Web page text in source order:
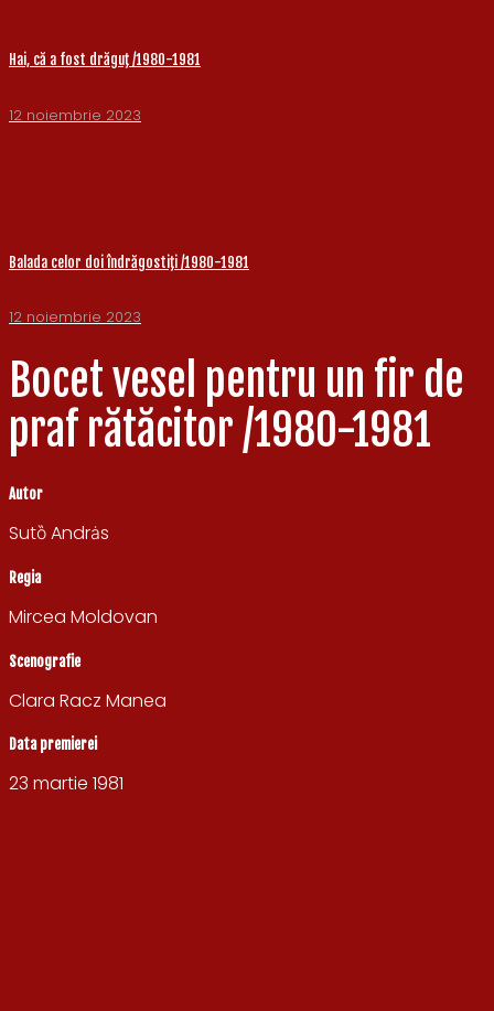
Hai, că a fost drăguţ /1980-1981
12 noiembrie 2023
Balada celor doi îndrăgostiţi /1980-1981
12 noiembrie 2023
Bocet vesel pentru un fir de
praf rătăcitor /1980-1981
Autor
Sutȍ Andrȧs
Regia
Mircea Moldovan
Scenografie
Clara Racz Manea
Data premierei
23 martie 1981